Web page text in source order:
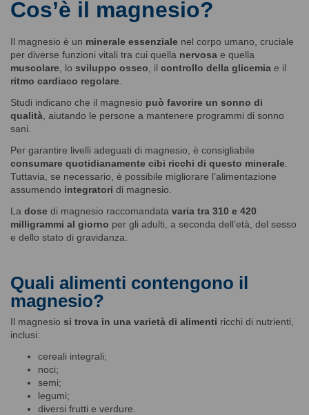
Cos’è il magnesio?
Il magnesio è un minerale essenziale nel corpo umano, cruciale
per diverse funzioni vitali tra cui quella nervosa e quella
muscolare , lo sviluppo osseo , il controllo della glicemia e il
ritmo cardiaco regolare
Studi indicano che il magnesio può favorire un sonno di
qualità , aiutando le persone a mantenere programmi di sonno
sani.
Per garantire livelli adeguati di magnesio, è consigliabile
consumare quotidianamente cibi ricchi di questo minerale
Tuttavia, se necessario, è possibile migliorare l’alimentazione
assumendo integratori di magnesio.
La dose di magnesio raccomandata varia tra 310 e 420
milligrammi al giorno per gli adulti, a seconda dell’età, del sesso
e dello stato di gravidanza.
Quali alimenti contengono il
magnesio?
Il magnesio si trova in una varietà di alimenti ricchi di nutrienti,
inclusi:
cereali integrali;
noci;
semi;
legumi;
diversi frutti e verdure.